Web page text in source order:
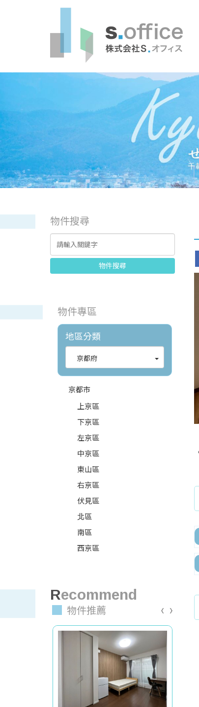
物件搜尋
物件搜尋
物件專區
地區分類
京都府
京都市
上京區
下京區
左京區
中京區
東山區
右京區
伏見區
北區
南區
西京區
recommend
物件推薦